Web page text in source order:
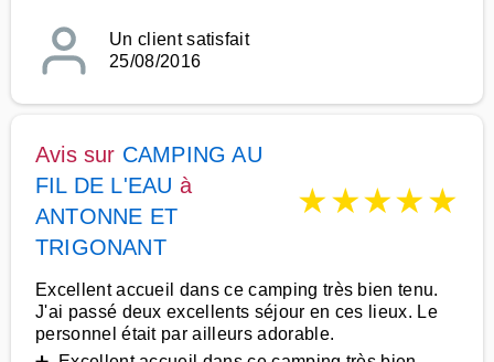
Un client satisfait
25/08/2016
Avis sur CAMPING AU
FIL DE L'EAU à
ANTONNE ET
TRIGONANT
★★★★★
Excellent accueil dans ce camping très bien tenu.
J'ai passé deux excellents séjour en ces lieux. Le
personnel était par ailleurs adorable.